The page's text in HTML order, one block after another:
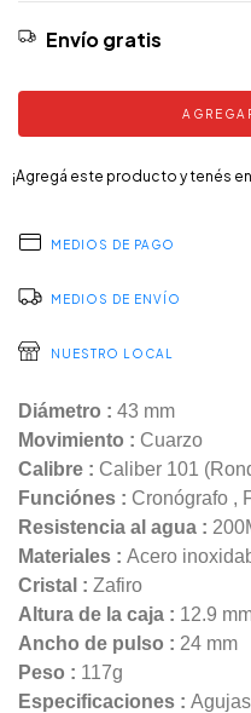
Envío gratis
¡Agregá este producto ytenés
MEDIOS DE PAGO
MEDIOS DE ENVÍO
NUESTRO LOCAL
Diámetro : 43 mm
Movimiento : Cuarzo
Calibre : Caliber 101
Funciónes : Cronógrafo ,
Resistencia al agua :
Materiales : Acero
Cristal : Zafiro
Altura de la caja : 12.9
Ancho de pulso : 24 mm
Peso : 117g
Especificaciones :